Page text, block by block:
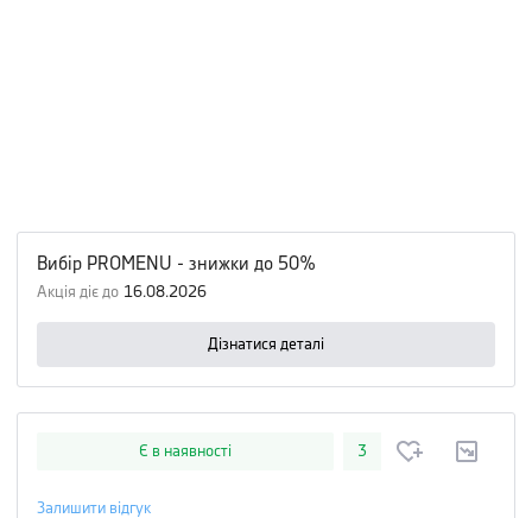
Вибір PROMENU - знижки до 50%
Акція діє до 16.08.2026
Дізнатися деталі
Є в наявності 3
Залишити відгук